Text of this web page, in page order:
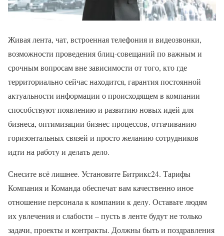
Живая лента, чат, встроенная телефония и видеозвонки,
возможности проведения блиц-совещаний по важным и
срочным вопросам вне зависимости от того, кто где
территориально сейчас находится, гарантия постоянной
актуальности информации о происходящем в компании
способствуют появлению и развитию новых идей для
бизнеса, оптимизации бизнес-процессов, оттачиванию
горизонтальных связей и просто желанию сотрудников
идти на работу и делать дело.
Снесите всё лишнее. Установите Битрикс24. Тарифы
Компания и Команда обеспечат вам качественно иное
отношение персонала к компании к делу. Оставьте людям
их увлечения и слабости – пусть в ленте будут не только
задачи, проекты и контракты. Должны быть и поздравления